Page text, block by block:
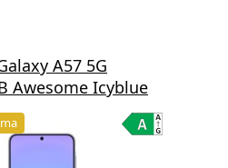
A57 5G
Awesome Icyblue